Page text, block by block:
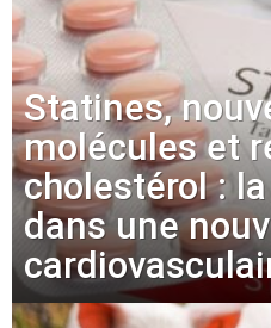
Statines,
molécules et
cholestérol :
dans une